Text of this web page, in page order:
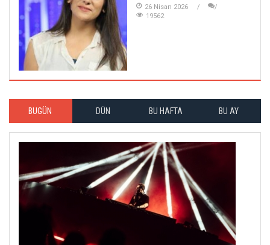
26 Nisan 2026
19562
BUGÜN DÜN BU HAFTA BU AY